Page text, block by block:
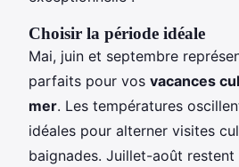
Choisir la période idéale
Mai, juin et septembre
parfaits pour vos vacances
mer. Les températures
idéales pour alterner visites
baignades. Juillet-août